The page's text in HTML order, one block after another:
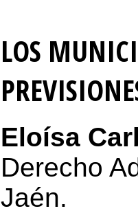
LOS
Eloísa
Derecho
Jaén.